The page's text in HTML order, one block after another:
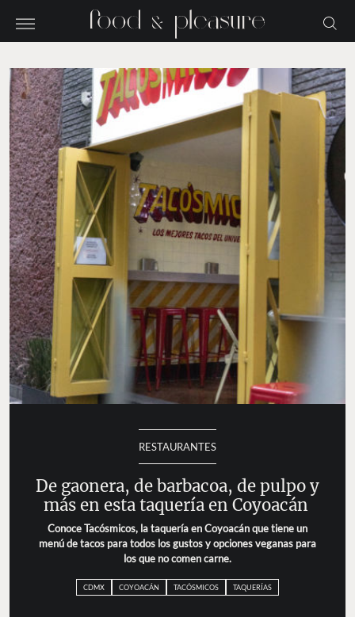
RESTAURANTES
De gaonera, de barbacoa, de pulpo y
más en esta taquería en Coyoacán
Conoce Tacósmicos, la taquería en Coyoacán que tiene un
menú de tacos para todos los gustos y opciones veganas para
los que no comen carne.
CDMX COYOACÁN TACÓSMICOS TAQUERÍAS